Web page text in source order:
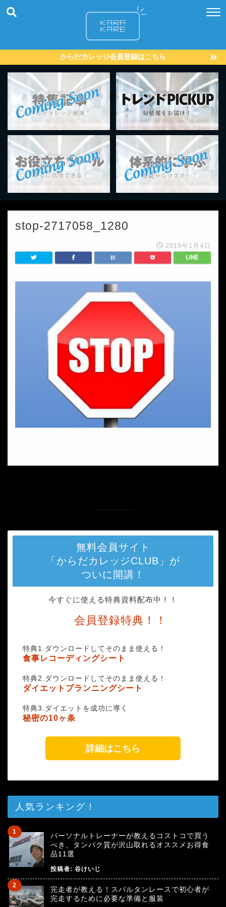
からだカレッジ会員登録はこちら
stop-2717058_1280
2019年1月4日
無料会員サイト
「からだカレッジCLUB」が
ついに開講！
今すぐに使える特典資料配布中！！
会員登録特典！！
特典1.ダウンロードしてそのまま使える！
食事レコーディングシート
特典2.ダウンロードしてそのまま使える！
ダイエットプランニングシート
特典3.ダイエットを成功に導く
秘密の10ヶ条
詳細はこちら
人気ランキング！
パーソナルトレーナーが教えるコストコで買う
べき、タンパク質が沢山取れるオススメお得食
品11選
投稿者: 谷けいじ
完走者が教える！スパルタンレースで初心者が
完走するために必要な準備と服装